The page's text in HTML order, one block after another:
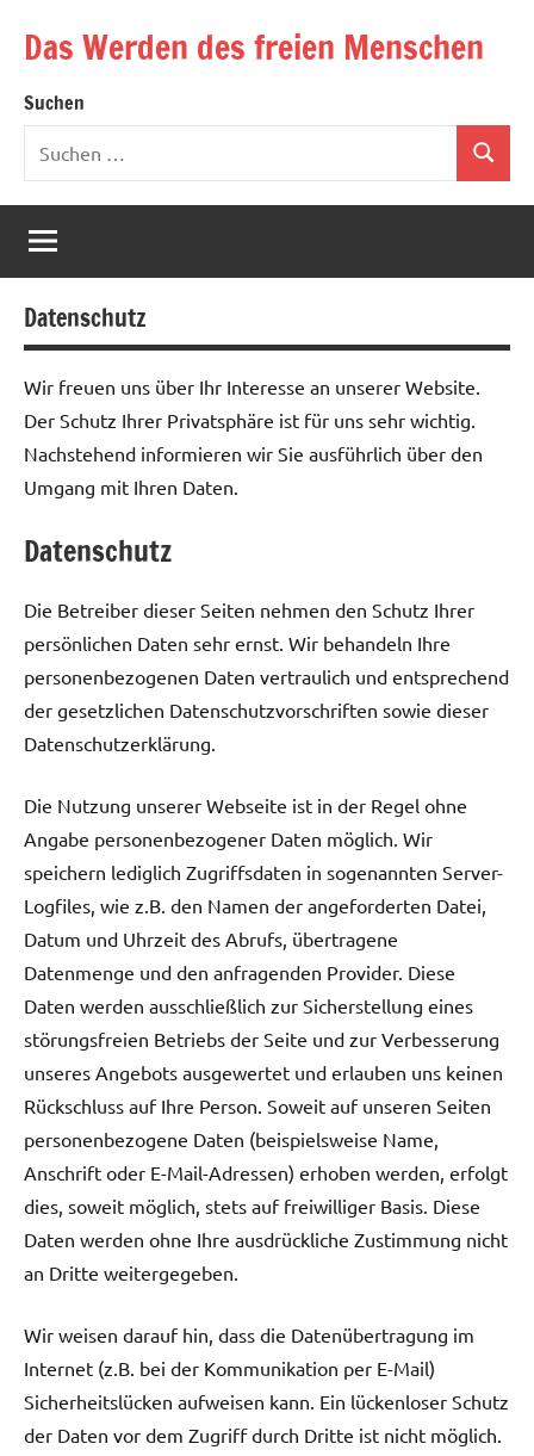
InhaltDas Werden des freien Menschen
Suchen
Suchen
nach:
Suchen
Datenschutz
Wir freuen uns über Ihr Interesse an unserer Website.
Der Schutz Ihrer Privatsphäre ist für uns sehr wichtig.
Nachstehend informieren wir Sie ausführlich über den
Umgang mit Ihren Daten.
Datenschutz
Die Betreiber dieser Seiten nehmen den Schutz Ihrer
persönlichen Daten sehr ernst. Wir behandeln Ihre
personenbezogenen Daten vertraulich und entsprechend
der gesetzlichen Datenschutzvorschriften sowie dieser
Datenschutzerklärung.
Die Nutzung unserer Webseite ist in der Regel ohne
Angabe personenbezogener Daten möglich. Wir
speichern lediglich Zugriffsdaten in sogenannten Server-
Logfiles, wie z.B. den Namen der angeforderten Datei,
Datum und Uhrzeit des Abrufs, übertragene
Datenmenge und den anfragenden Provider. Diese
Daten werden ausschließlich zur Sicherstellung eines
störungsfreien Betriebs der Seite und zur Verbesserung
unseres Angebots ausgewertet und erlauben uns keinen
Rückschluss auf Ihre Person. Soweit auf unseren Seiten
personenbezogene Daten (beispielsweise Name,
Anschrift oder E-Mail-Adressen) erhoben werden, erfolgt
dies, soweit möglich, stets auf freiwilliger Basis. Diese
Daten werden ohne Ihre ausdrückliche Zustimmung nicht
an Dritte weitergegeben.
Wir weisen darauf hin, dass die Datenübertragung im
Internet (z.B. bei der Kommunikation per E-Mail)
Sicherheitslücken aufweisen kann. Ein lückenloser Schutz
der Daten vor dem Zugriff durch Dritte ist nicht möglich.